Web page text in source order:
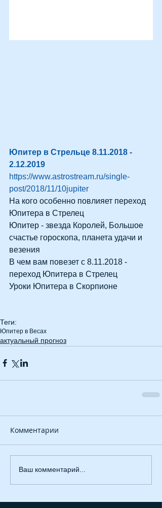
Юпитер в Стрельце 8.11.2018 -
2.12.2019
https://www.astrostream.ru/single-
post/2018/11/10jupiter
На кого особенно повлияет переход
Юпитера в Стрелец
Юпитер - звезда Королей, Большое
счастье гороскопа, планета удачи и
везения
В чем вам повезет с 8.11.2018 -
переход Юпитера в Стрелец
Уроки Юпитера в Скорпионе
Теги:
Юпитер в Весах
актуальный прогноз
Комментарии
Ваш комментарий...